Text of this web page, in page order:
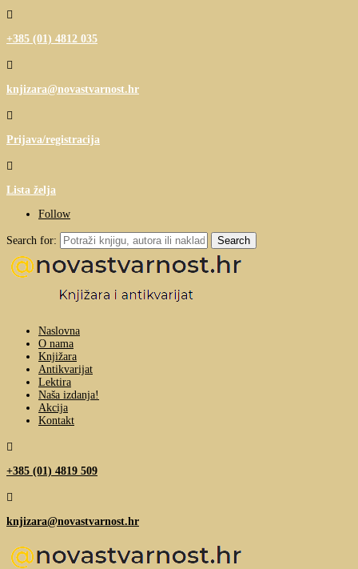

+385 (01) 4812 035

knjizara@novastvarnost.hr

Prijava/registracija

Lista želja
Follow
Search for:
Naslovna
O nama
Knjižara
Antikvarijat
Lektira
Naša izdanja!
Akcija
Kontakt

+385 (01) 4819 509

knjizara@novastvarnost.hr